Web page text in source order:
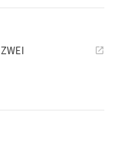
ZWEI